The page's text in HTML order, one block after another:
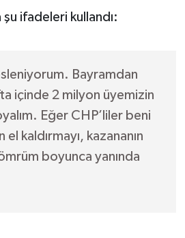
ifadeleri kullandı:
Bayramdan
içinde 2 milyon üyemizin
Eğer CHP’liler beni
el kaldırmayı, kazananın
boyunca yanında